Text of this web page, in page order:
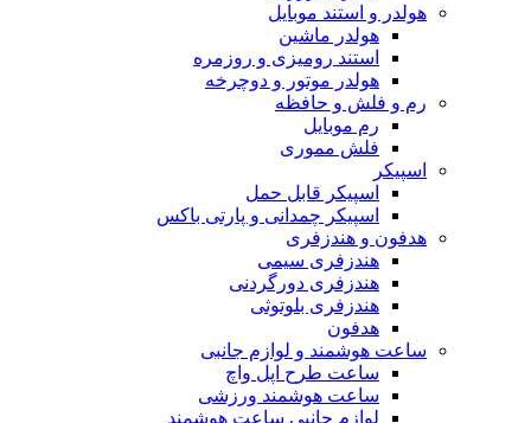
هولدر و استند موبایل
هولدر ماشین
استند رومیزی و روزمره
هولدر موتور و دوچرخه
رم و فلش و حافظه
رم موبایل
فلش مموری
اسپیکر
اسپیکر قابل حمل
اسپیکر چمدانی و پارتی باکس
هدفون و هندزفری
هندزفری سیمی
هندزفری دورگردنی
هندزفری بلوتوثی
هدفون
ساعت هوشمند و لوازم جانبی
ساعت طرح اپل واچ
ساعت هوشمند ورزشی
لوازم جانبی ساعت هوشمند